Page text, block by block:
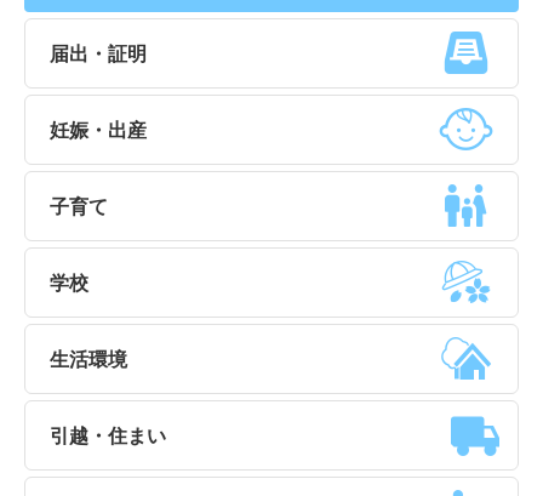
届出・証明
妊娠・出産
子育て
学校
生活環境
引越・住まい